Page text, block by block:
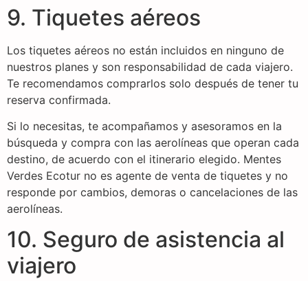
9. Tiquetes aéreos
Los tiquetes aéreos no están incluidos en ninguno de
nuestros planes y son responsabilidad de cada viajero.
Te recomendamos comprarlos solo después de tener tu
reserva confirmada.
Si lo necesitas, te acompañamos y asesoramos en la
búsqueda y compra con las aerolíneas que operan cada
destino, de acuerdo con el itinerario elegido. Mentes
Verdes Ecotur no es agente de venta de tiquetes y no
responde por cambios, demoras o cancelaciones de las
aerolíneas.
10. Seguro de asistencia al
viajero